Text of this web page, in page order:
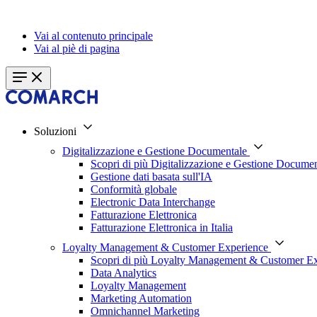
Vai al contenuto principale
Vai al piè di pagina
Soluzioni
Digitalizzazione e Gestione Documentale
Scopri di più Digitalizzazione e Gestione
Gestione dati basata sull'IA
Conformità globale
Electronic Data Interchange
Fatturazione Elettronica
Fatturazione Elettronica in Italia
Loyalty Management & Customer Experience
Scopri di più Loyalty Management & Customer
Data Analytics
Loyalty Management
Marketing Automation
Omnichannel Marketing